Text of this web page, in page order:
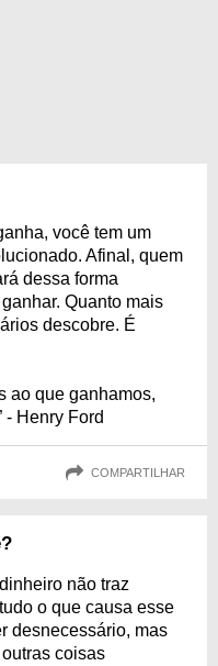
você tem um
Afinal, quem
dessa forma
Quanto mais
descobre. É
ao que ganhamos,
- Henry Ford
COMPARTILHAR
não traz
o que causa esse
desnecessário, mas
coisas